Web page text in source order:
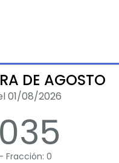
DE AGOSTO
01/08/2026
Fracción: 0